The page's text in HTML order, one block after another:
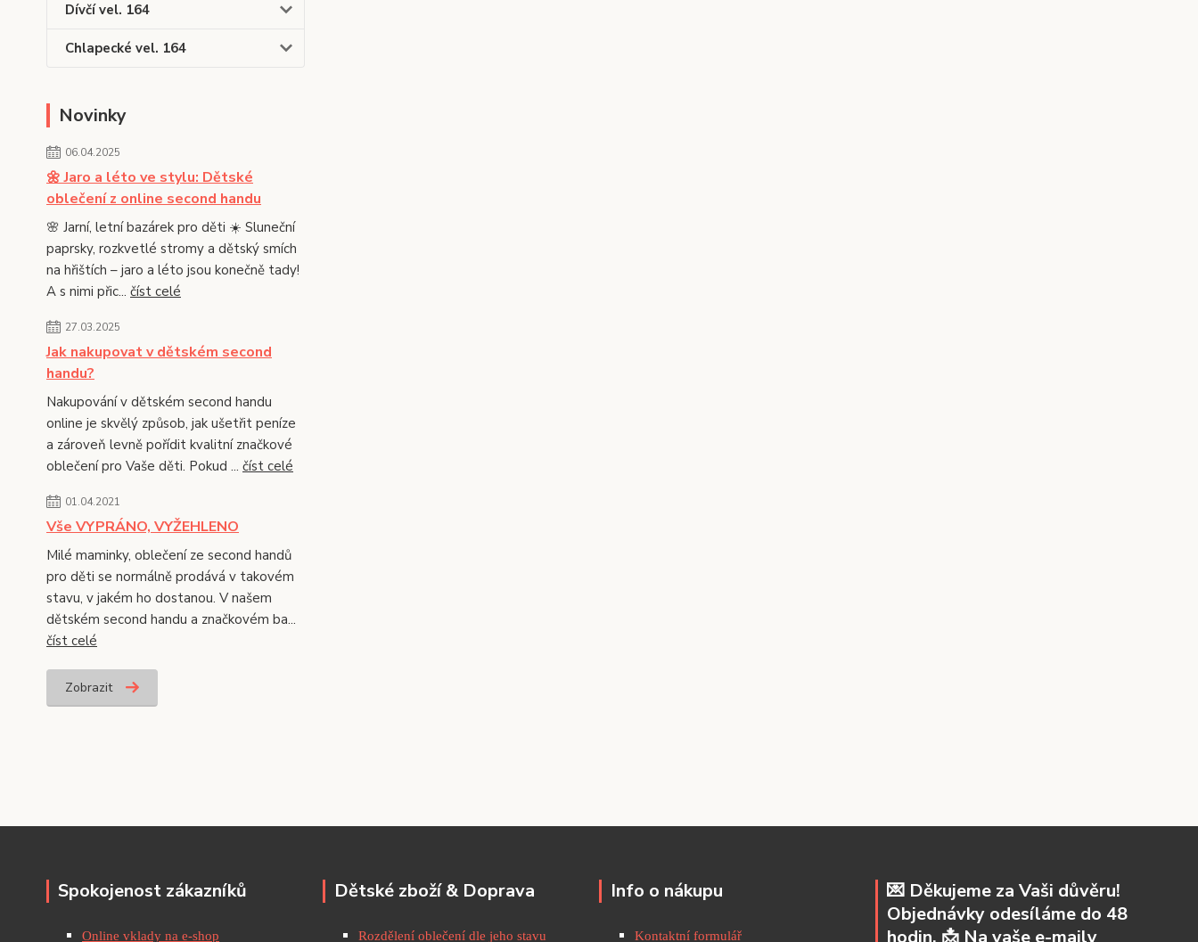
Dívčí vel. 164
Chlapecké vel. 164
Novinky
06.04.2025
🌼 Jaro a léto ve stylu: Dětské
oblečení z online second handu
🌸 Jarní, letní bazárek pro děti ☀️ Sluneční
paprsky, rozkvetlé stromy a dětský smích
na hřištích – jaro a léto jsou konečně tady!
A s nimi přic... číst celé
27.03.2025
Jak nakupovat v dětském second
handu?
Nakupování v dětském second handu
online je skvělý způsob, jak ušetřit peníze
a zároveň levně pořídit kvalitní značkové
oblečení pro Vaše děti. Pokud ... číst celé
01.04.2021
Vše VYPRÁNO, VYŽEHLENO
Milé maminky, oblečení ze second handů
pro děti se normálně prodává v takovém
stavu, v jakém ho dostanou. V našem
dětském second handu a značkovém ba...
číst celé
Zobrazit
Spokojenost zákazníků
Online vklady na e-shop
Dětské zboží & Doprava
Rozdělení oblečení dle jeho stavu
Info o nákupu
Kontaktní formulář
💌 Děkujeme za Vaši důvěru!
Objednávky odesíláme do 48
hodin. 📩 Na vaše e-maily